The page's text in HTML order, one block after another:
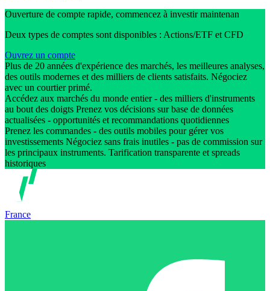
Ouverture de compte rapide, commencez à investir maintenan
Deux types de comptes sont disponibles : Actions/ETF et CFD
Ouvrez un compte
Plus de 20 années d'expérience des marchés, les meilleures analyses,
des outils modernes et des milliers de clients satisfaits. Négociez
avec un courtier primé.
Accédez aux marchés du monde entier - des milliers d'instruments
au bout des doigts Prenez vos décisions sur base de données
actualisées - opportunités et recommandations quotidiennes
Prenez les commandes - des outils mobiles pour gérer vos
investissements Négociez sans frais inutiles - pas de commission sur
les principaux instruments. Tarification transparente et spreads
historiques
France